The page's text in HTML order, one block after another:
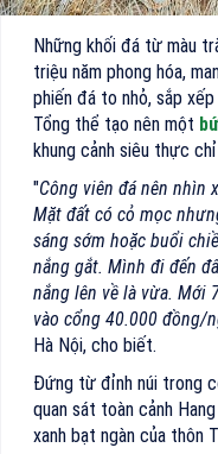
Những khối đá từ màu
triệu năm phong hóa,
phiến đá to nhỏ, sắp
Tổng thể tạo nên một
khung cảnh siêu thực
"Công viên đá nên nhìn
Mặt đất có cỏ mọc
sáng sớm hoặc buổi
nắng gắt. Mình đi đến
nắng lên về là vừa. Mới
vào cổng 40.000 đồng/
Hà Nội, cho biết.
Đứng từ đỉnh núi trong
quan sát toàn cảnh
xanh bạt ngàn của thôn